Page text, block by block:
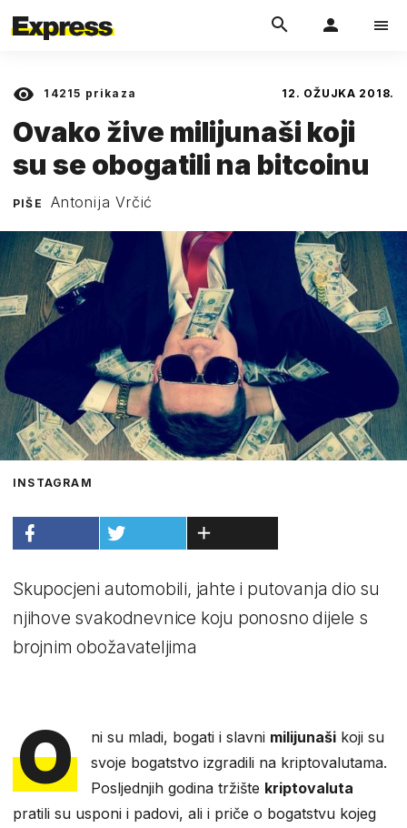
14215 prikaza 12. OŽUJKA 2018.
Ovako žive milijunaši koji
su se obogatili na bitcoinu
PIŠE Antonija Vrčić
INSTAGRAM
Skupocjeni automobili, jahte i putovanja dio su
njihove svakodnevnice koju ponosno dijele s
brojnim obožavateljima
O ni su mladi, bogati i slavni milijunaši koji su
svoje bogatstvo izgradili na kriptovalutama.
Posljednjih godina tržište kriptovaluta
pratili su usponi i padovi, ali i priče o bogatstvu kojeg